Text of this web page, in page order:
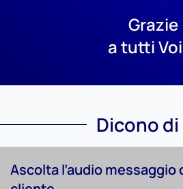
Grazie
a tutti
Dicono di
Ascolta l’audio messaggio